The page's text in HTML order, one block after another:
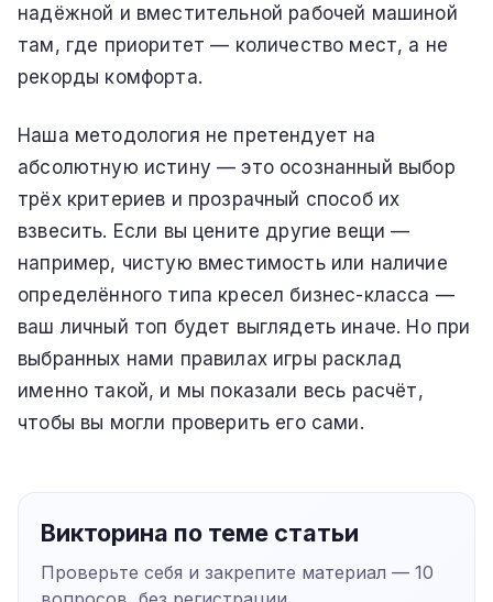
надёжной и вместительной рабочей машиной
там, где приоритет — количество мест, а не
рекорды комфорта.
Наша методология не претендует на
абсолютную истину — это осознанный выбор
трёх критериев и прозрачный способ их
взвесить. Если вы цените другие вещи —
например, чистую вместимость или наличие
определённого типа кресел бизнес-класса —
ваш личный топ будет выглядеть иначе. Но при
выбранных нами правилах игры расклад
именно такой, и мы показали весь расчёт,
чтобы вы могли проверить его сами.
Викторина по теме статьи
Проверьте себя и закрепите материал — 10